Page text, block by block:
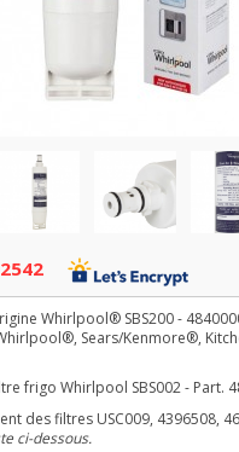
Whirlpool® SBS200 -
Sears/Kenmore®,
frigo Whirlpool SBS002 - Part.
des filtres USC009, 4396508,
ci-dessous.